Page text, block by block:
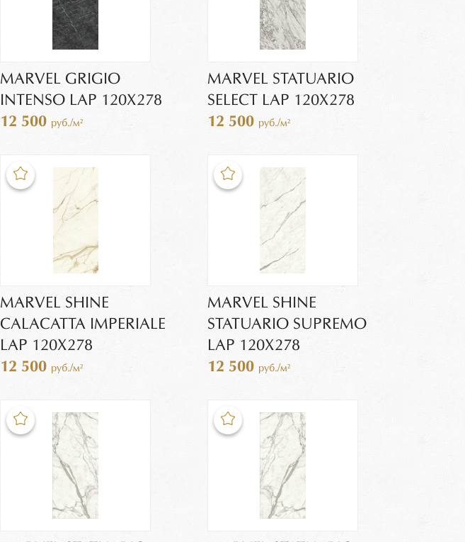
MARVEL GRIGIO
INTENSO LAP 120X278
12 500 руб./м²
MARVEL STATUARIO
SELECT LAP 120X278
12 500 руб./м²
MARVEL SHINE
CALACATTA IMPERIALE
LAP 120X278
12 500 руб./м²
MARVEL SHINE
STATUARIO SUPREMO
LAP 120X278
12 500 руб./м²